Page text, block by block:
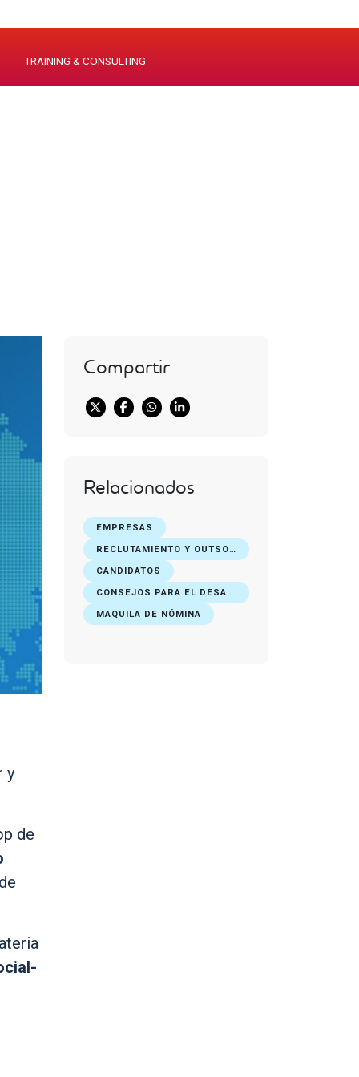
TRAINING & CONSULTING
y
de
Compartir
Relacionados
EMPRESAS
RECLUTAMIENTO Y OUTSOURCING DE PERSONAL
CANDIDATOS
CONSEJOS PARA EL DESARROLLO PROFESIONAL
MAQUILA DE NÓMINA